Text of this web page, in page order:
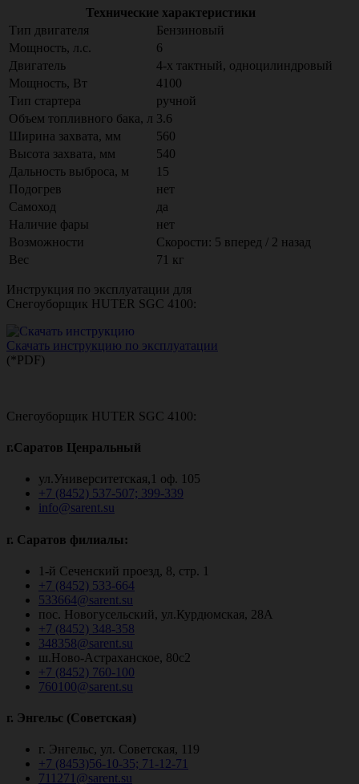
Технические характеристики
Тип двигателя
Бензиновый
Мощность, л.с.
6
Двигатель
4-х тактный, одноцилиндровый
Мощность, Вт
4100
Тип стартера
ручной
Объем топливного бака, л 3.6
Ширина захвата, мм
560
Высота захвата, мм
540
Дальность выброса, м
15
Подогрев
нет
Самоход
да
Наличие фары
нет
Возможности
Скорости: 5 вперед / 2 назад
Вес
71 кг
Инструкция по эксплуатации для
Снегоуборщик HUTER SGC 4100:
Скачать инструкцию по эксплуатации
(*PDF)
Снегоуборщик HUTER SGC 4100:
г.Саратов Ценральный
ул.Университетская,1 оф. 105
+7 (8452) 537-507; 399-339
info@sarent.su
г. Саратов филиалы:
1-й Сеченский проезд, 8, стр. 1
+7 (8452) 533-664
533664@sarent.su
пос. Новогусельский, ул.Курдюмская, 28А
+7 (8452) 348-358
348358@sarent.su
ш.Ново-Астраханское, 80с2
+7 (8452) 760-100
760100@sarent.su
г. Энгельс (Советская)
г. Энгельс, ул. Советская, 119
+7 (8453)56-10-35; 71-12-71
711271@sarent.su